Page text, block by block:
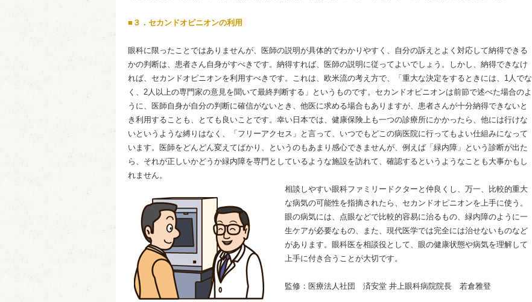
■３．セカンドオピニオンの利用
眼科に限ったことではありませんが、医師の説明が具体的でわかりやすく、自分の訴えとよく対応して納得できる
かの判断は、患者さん自身がすべきです。納得すれば、医師の説明に従ってよいでしょう。しかし、納得できなけ
れば、セカンドオピニオンを利用すべきです。これは、欧米流の考え方で、「重大な決定をするときには、1人でな
く、2人以上の専門家の意見を聞いて最終判断する」というものです。セカンドオピニオンは前節で述べた場合のよ
うに、医師自身が自分の判断に確信がないとき、他医に求める場合もありますが、患者さんが十分納得できないと
き利用することも、とても良いことです。幸い日本では、健康保険上も一つの診療所にかかったら、他には行けな
いというような縛りはなく、「フリーアクセス」と言って、いつでもどこの病医院に行ってもよい仕組みになって
います。医師をどんどん変えてばかり、というのもあまり感心できませんが、例えば「緑内障」という診断が出た
ら、それが正しいかどうか緑内障を専門としているような施設を訪れて、確認するというようなことも大事かもし
れません。
相談しやすい眼科ファミリードクターと仲良くし、万一、比較的重大
な病気の可能性を指摘されたら、セカンドオピニオンを上手に使う。
眼の病気には、点眼などで比較的容易に治るもの、緑内障のように一
生ケアが必要なもの、また、現代医学では完全には治せないものなど
があります。眼科医を相談役として、眼の健康状態や病気を理解して
上手に付き合うことが大切です。
監修：医療法人社団 済安堂 井上眼科病院院長 若倉雅登